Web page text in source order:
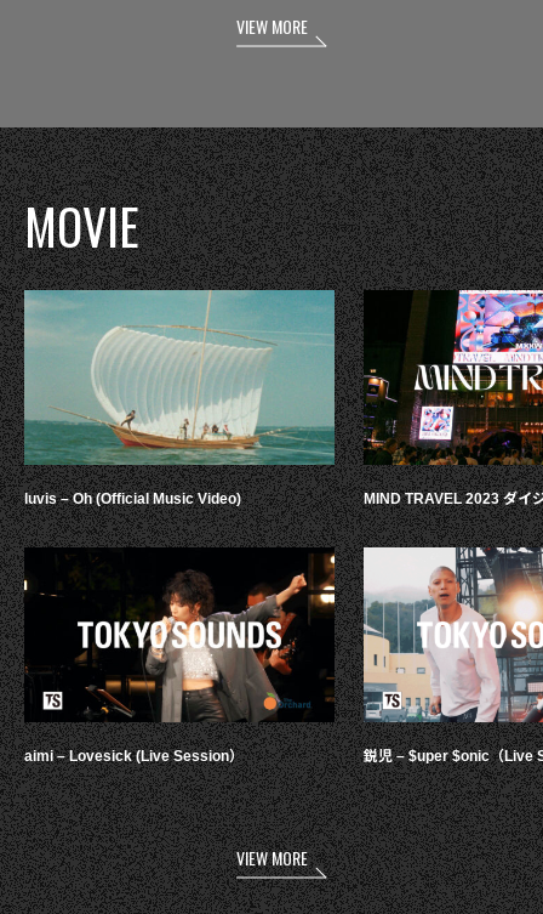
VIEW MORE
MOVIE
luvis – Oh (Official Music Video)
aimi – Lovesick (Live Session）
MIND TRAVEL 2023 ダイ
鋭児 – $uper $onic（Live
VIEW MORE